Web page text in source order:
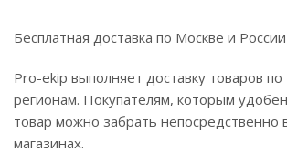
Бесплатная доставка по Москве и
Pro-ekip выполняет доставку товаров
регионам. Покупателям, которым
товар можно забрать непосредственно
магазинах.